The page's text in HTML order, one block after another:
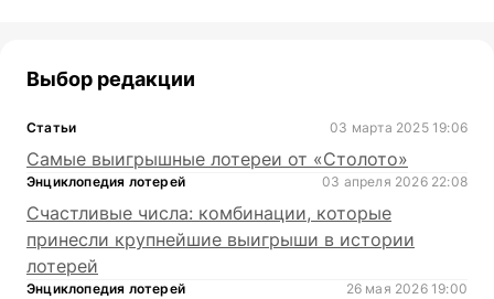
Выбор редакции
Статьи 03 марта 2025 19:06
Самые выигрышные лотереи от «Столото»
Энциклопедия лотерей 03 апреля 2026 22:08
Счастливые числа: комбинации, которые
принесли крупнейшие выигрыши в истории
лотерей
Энциклопедия лотерей 26 мая 2026 19:00